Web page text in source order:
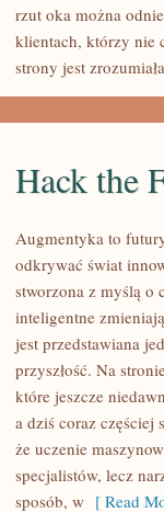
DRÓGrzut oka można
klientach, którzy nie
strony jest
HACK
FUTURE
Hack the
Augmentyka to
odkrywać świat
stworzona z myślą o
inteligentne
jest przedstawiana
przyszłość. Na
które jeszcze
a dziś coraz częściej
że uczenie
specjalistów, lecz
sposób, w [ Read